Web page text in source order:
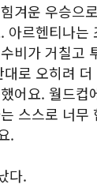
겨운 우승으
르헨티나는
비가 거칠고
로 오히려
어요. 월드컵
스스로 너무
.
다.